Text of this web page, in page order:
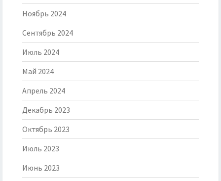
Ноябрь 2024
Сентябрь 2024
Июль 2024
Май 2024
Апрель 2024
Декабрь 2023
Октябрь 2023
Июль 2023
Июнь 2023